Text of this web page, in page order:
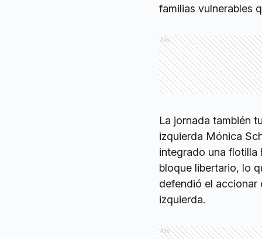
familias vulnerables
Ads
La jornada también
izquierda Mónica
integrado una flotilla
bloque libertario, lo
defendió el accionar
izquierda.
Ads